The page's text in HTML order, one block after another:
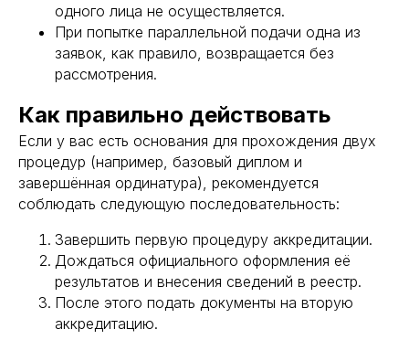
одного лица не осуществляется.
При попытке параллельной подачи одна из
заявок, как правило, возвращается без
рассмотрения.
Как правильно действовать
Если у вас есть основания для прохождения двух
процедур (например, базовый диплом и
завершённая ординатура), рекомендуется
соблюдать следующую последовательность:
Завершить первую процедуру аккредитации.
Дождаться официального оформления её
результатов и внесения сведений в реестр.
После этого подать документы на вторую
аккредитацию.
Проверить лицензию
ИНН/КПП 9702021368/770201001
ОГРН 1207700292690
8 800 444 10 82
Юридический адрес: 107031, г.Москва, вн.тер.г.